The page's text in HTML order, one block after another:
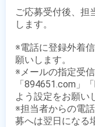
ご応募受付後、担
します。
※電話に登録外着
願いします。
※メールの指定受
「894651.com」
よう設定をお願い
※担当者からの電
募へは翌日になる